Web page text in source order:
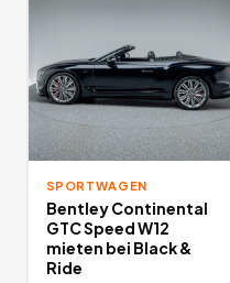
SPORTWAGEN
Bentley Continental
GTC Speed W12
mieten bei Black &
Ride